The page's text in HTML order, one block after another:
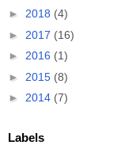
► 2018 (4)
► 2017 (16)
► 2016 (1)
► 2015 (8)
► 2014 (7)
Labels